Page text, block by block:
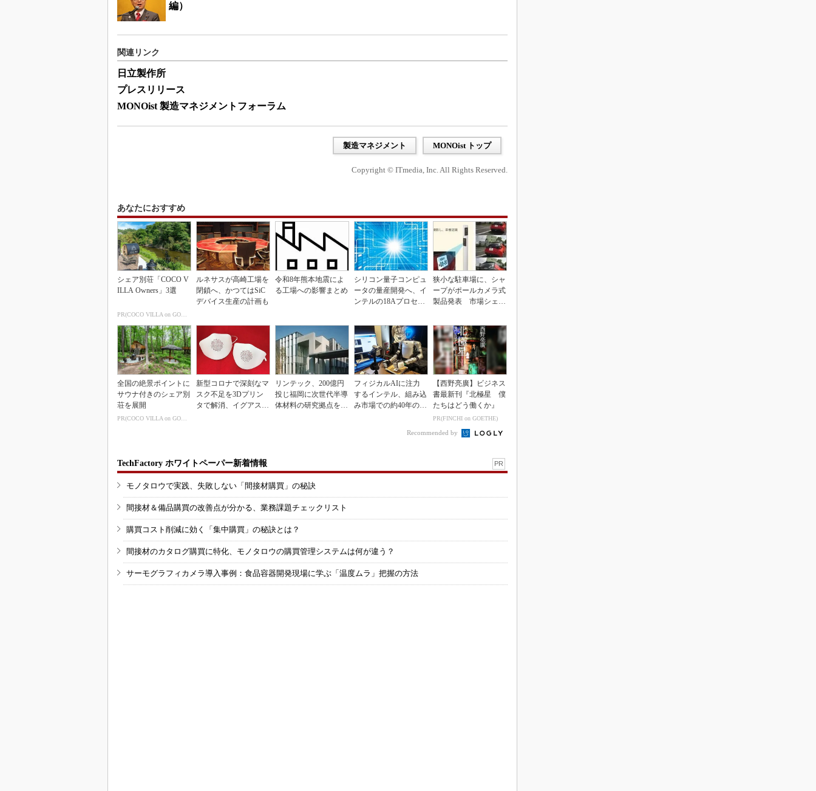
編）
関連リンク
日立製作所
プレスリリース
MONOist 製造マネジメントフォーラム
製造マネジメント MONOist トップ
Copyright © ITmedia, Inc. All Rights Reserved.
あなたにおすすめ
シェア別荘「COCO V
ILLA Owners」3選
PR(COCO VILLA on GOETHE)
ルネサスが高崎工場を
閉鎖へ、かつてはSiC
デバイス生産の計画も
令和8年熊本地震によ
る工場への影響まとめ
シリコン量子コンピュ
ータの量産開発へ、イ
ンテルの18Aプロセス
狭小な駐車場に、シャ
ープがポールカメラ式
製品発表 市場シェア
全国の絶景ポイントに
サウナ付きのシェア別
荘を展開
PR(COCO VILLA on GOETHE)
新型コロナで深刻なマ
スク不足を3Dプリン
タで解消、イグアスが
リンテック、200億円
投じ福岡に次世代半導
体材料の研究拠点を開
フィジカルAIに注力
するインテル、組み込
み市場での約40年の実
【西野亮廣】ビジネス
書最新刊『北極星 僕
たちはどう働くか』
PR(FINCHI on GOETHE)
Recommended by
TechFactory ホワイトペーパー新着情報 PR
モノタロウで実践、失敗しない「間接材購買」の秘訣
間接材＆備品購買の改善点が分かる、業務課題チェックリスト
購買コスト削減に効く「集中購買」の秘訣とは？
間接材のカタログ購買に特化、モノタロウの購買管理システムは何が違う？
サーモグラフィカメラ導入事例：食品容器開発現場に学ぶ「温度ムラ」把握の方法